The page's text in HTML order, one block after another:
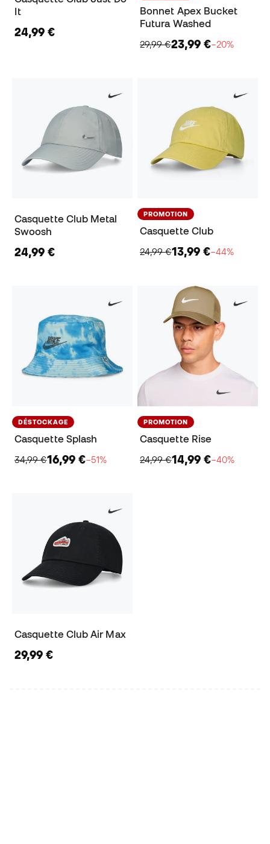
It
24,99 €
Bonnet Apex Bucket
Futura Washed
29,99 €23,99 €−20%
Casquette Club Metal
Swoosh
24,99 €
PROMOTION
Casquette Club
24,99 €13,99 €−44%
DÉSTOCKAGE
Casquette Splash
34,99 €16,99 €−51%
PROMOTION
Casquette Rise
24,99 €14,99 €−40%
Casquette Club Air Max
29,99 €